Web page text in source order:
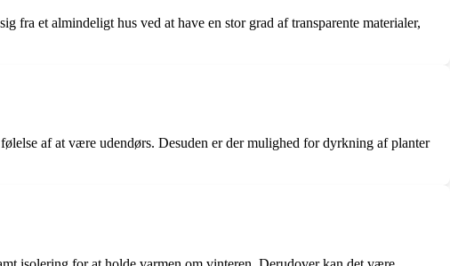
et almindeligt hus ved at have en stor grad af transparente materialer,
af at være udendørs. Desuden er der mulighed for dyrkning af planter